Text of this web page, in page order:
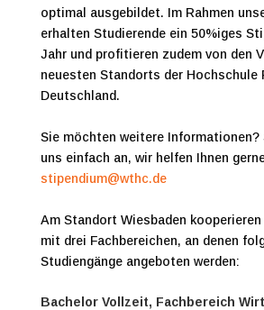
optimal ausgebildet. Im Rahmen
erhalten Studierende ein 50%iges
Jahr und profitieren zudem von den
neuesten Standorts der Hochschule
Deutschland.
Sie möchten weitere Informationen?
uns einfach an, wir helfen Ihnen
stipendium@wthc.de
Am Standort Wiesbaden
mit drei Fachbereichen, an denen
Studiengänge angeboten werden:
Bachelor Vollzeit, Fachbereich